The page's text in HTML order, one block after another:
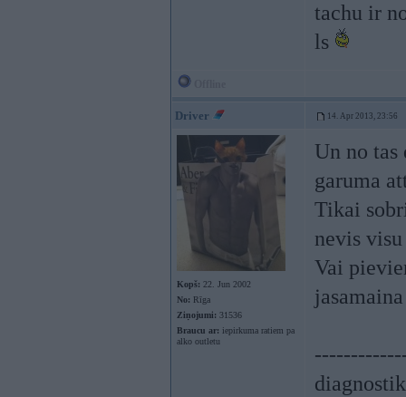
tachu ir
ls
Driver 14. Apr 2013, 23:56
Kopš: 22. Jun 2002
No: Rīga
Ziņojumi: 31536
Braucu ar: iepirkuma ratiem pa
alko outletu
Un no
garuma
Tikai
nevis
Vai